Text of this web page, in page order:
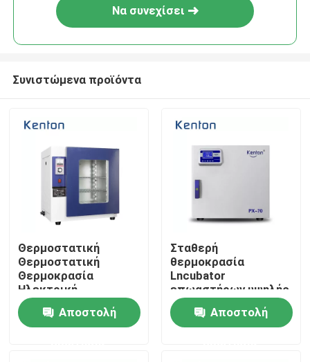
Αρχική Σελίδα
Προϊόντα
Να συνεχίσει
Συνιστώμενα προϊόντα
Θερμοστατική
Θερμοστατική
Θερμοκρασία
Ηλεκτρική
Θερμοκοιτίδα Για
ΕργαστήριοΑποστολή
Σταθερή
θερμοκρασία
Lncubator
επωαστήρων υψηλής
ακρίβειας
θερμοστατική για το
εργαστήριο
Αποστολή